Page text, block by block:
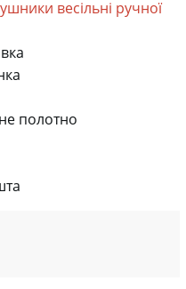
весільні ручної
полотно